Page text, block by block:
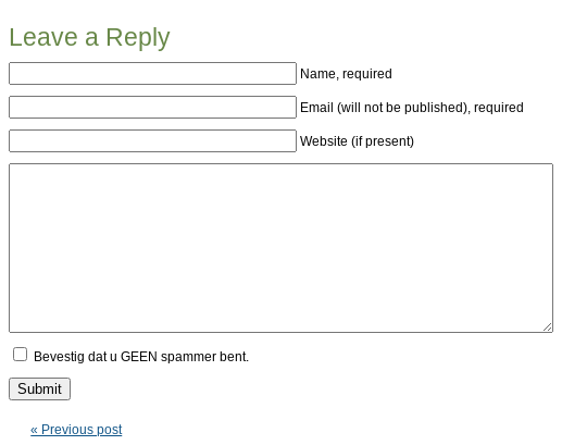
Leave a Reply
Name, required
Email (will not be published), required
Website (if present)
Bevestig dat u GEEN spammer bent.
« Previous post